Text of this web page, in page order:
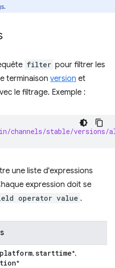
filter pour filtrer les
terminaison version et
le filtrage. Exemple :
channels/stable/
une liste d'expressions
expression doit se
operator value .
platform,starttime*,
*